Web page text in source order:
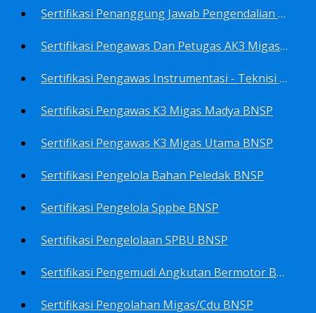
Sertifikasi Penanggung Jawab Pengendalian Pencemaran Udara BNSP
Sertifikasi Pengawas Dan Petugas AK3 Migas BNSP
Sertifikasi Pengawas Instrumentasi - Teknisi Instrumentasi Tingkat 1 Dan 2 BNSP
Sertifikasi Pengawas K3 Migas Madya BNSP
Sertifikasi Pengawas K3 Migas Utama BNSP
Sertifikasi Pengelola Bahan Peledak BNSP
Sertifikasi Pengelola Sppbe BNSP
Sertifikasi Pengelolaan SPBU BNSP
Sertifikasi Pengemudi Angkutan Bermotor BNSP
Sertifikasi Pengolahan Migas/Cdu BNSP